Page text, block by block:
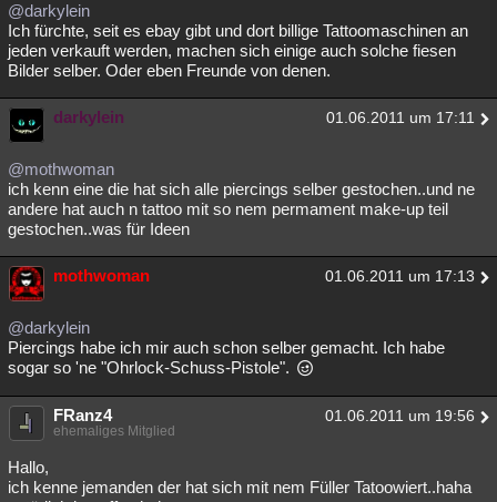
@darkylein
Ich fürchte, seit es ebay gibt und dort billige Tattoomaschinen an
jeden verkauft werden, machen sich einige auch solche fiesen
Bilder selber. Oder eben Freunde von denen.
darkylein 01.06.2011 um 17:11
@mothwoman
ich kenn eine die hat sich alle piercings selber gestochen..und ne
andere hat auch n tattoo mit so nem permament make-up teil
gestochen..was für Ideen
mothwoman 01.06.2011 um 17:13
@darkylein
Piercings habe ich mir auch schon selber gemacht. Ich habe
sogar so 'ne "Ohrlock-Schuss-Pistole".
FRanz4 01.06.2011 um 19:56
ehemaliges Mitglied
Hallo,
ich kenne jemanden der hat sich mit nem Füller Tatoowiert..haha